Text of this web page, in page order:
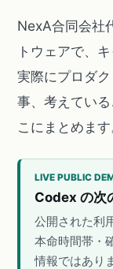
NexA合同会社
トウェアで、
実際にプロダ
事、考えてい
こにまとめます
LIVE PUBLIC
Codex の次
公開された利
本命時間帯・
情報ではあり